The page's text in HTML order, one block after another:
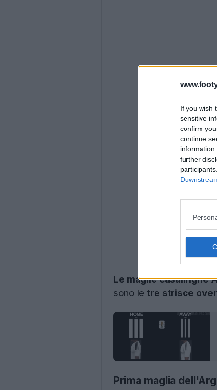
If you wish
sensitive
confirm
continue
information
further
Le maglie casalinghe
sono le tre strisce
Prima maglia